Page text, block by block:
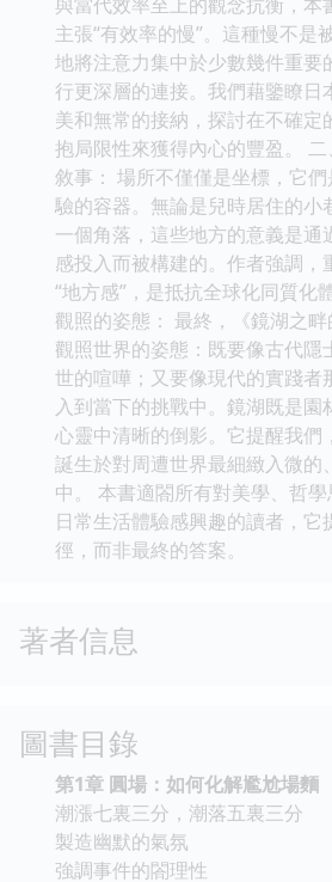
主張“有效率的慢”。這種慢不是
地將注意力集中於少數幾件重要
行更深層的連接。我們藉鑒瞭日
美和無常的接納，探討在不確定
抱局限性來獲得內心的豐盈。
敘事： 場所不僅僅是坐標，它
驗的容器。無論是兒時居住的小
一個角落，這些地方的意義是通
感投入而被構建的。作者強調，
“地方感”，是抵抗全球化同質化
觀照的姿態： 最終，《鏡湖之
觀照世界的姿態：既要像古代隱
世的喧嘩；又要像現代的實踐者
入到當下的挑戰中。鏡湖既是園
心靈中清晰的倒影。它提醒我們
誕生於對周遭世界最細緻入微的
中。 本書適閤所有對美學、哲
日常生活體驗感興趣的讀者，它
徑，而非最終的答案。
著者信息
圖書目錄
第1章 圓場：如何化解尷尬場麵
潮漲七裏三分，潮落五裏三分
製造幽默的氣氛
強調事件的閤理性